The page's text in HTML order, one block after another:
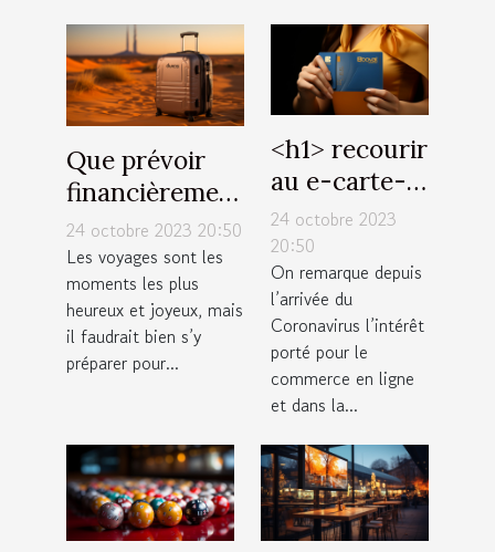
Que prévoir
financièrement
pour un
voyage à
Dubaï ?
24 octobre 2023 20:50
Les voyages sont les
moments les plus
heureux et joyeux, mais
il faudrait bien s’y
préparer pour...
˂h1˃ recourir
au e-carte-
bleue : quels
avantages
˂/h1˃
24 octobre 2023
20:50
On remarque depuis
l’arrivée du
Coronavirus l’intérêt
porté pour le
commerce en ligne
et dans la...